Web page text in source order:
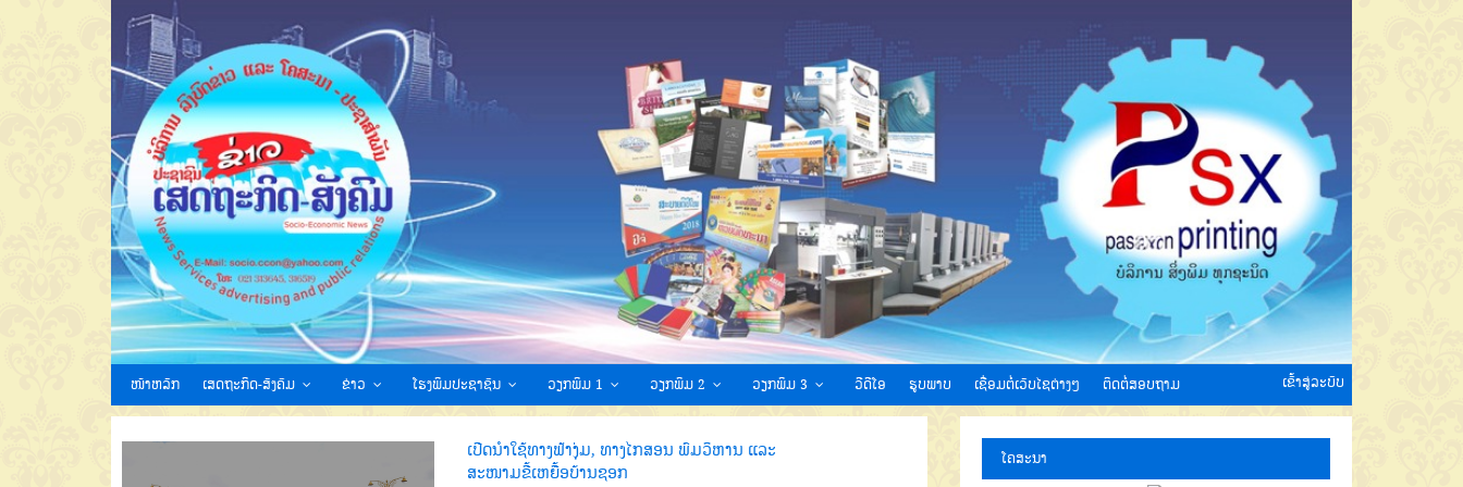
ໜ້າຫລັກ ເສດຖະກິດ-ສັງຄົມ ຂ່າວ ໂຮງພິມປະຊາຊົນ ວຽກພິມ 1 ວຽກພິມ 2 ວຽກພິມ 3 ວີດີໂອ ຮູບພາບ ເຊື່ອມຕໍ່ເວັບໄຊຕ່າງໆ ຕິດຕໍ່ສອບຖາມ ເຂົ້າສູ່ລະບົບ
ເປີດນຳໃຊ້ທາງຟ້າງຸ່ມ, ທາງໄກສອນ ພົມວິຫານ ແລະ
ສະໜາມຂີ້ເຫຍື້ອບ້ານຊອກ
ໂຄສະນາ